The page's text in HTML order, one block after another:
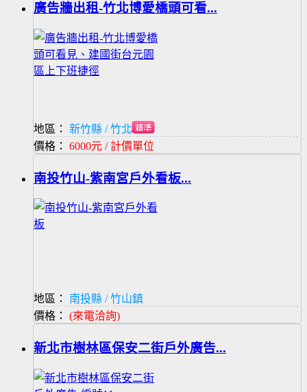
廣告牆出租-竹北博愛橋頭可看...
地區：
新竹縣 / 竹北市
價格： 6000元 / 計價單位
南投竹山-紫南宮戶外看板...
地區：
南投縣 / 竹山鎮
價格： (來電洽詢)
新北市樹林區保安二街戶外廣告...